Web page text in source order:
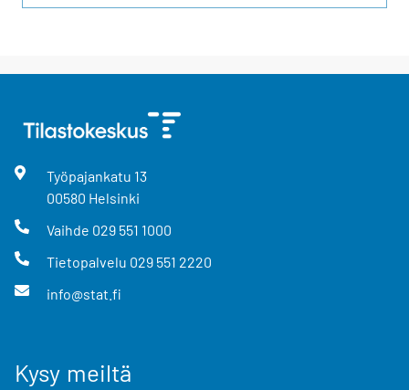
Työpajankatu 13
00580 Helsinki
Vaihde 029 551 1000
Tietopalvelu 029 551 2220
info@stat.fi
Kysy meiltä